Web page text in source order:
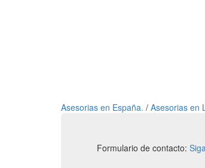
Asesorias en España. / Asesorias en
Formulario de contacto: